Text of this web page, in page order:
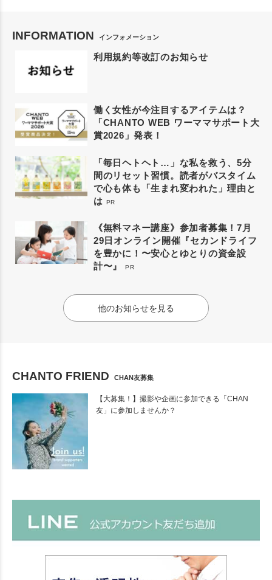
INFORMATION インフォメーション
利用規約等改訂のお知らせ
働く女性が今注目するアイテムは？
「CHANTO WEB ワーママサポート大
賞2026」発表！
「毎日ヘトヘト…」な私を救う、5分
間のリセット習慣。読者がバスタイム
で心も体も「生まれ変われた」理由と
は PR
《無料マネー講座》参加者募集！7月
29日オンライン開催『セカンドライフ
を豊かに！〜安心とゆとりの資金設
計〜』
PR
他のお知らせを見る
CHANTO FRIEND CHAN友募集
【大募集！】撮影や企画に参加できる「CHAN
友」に参加しませんか？